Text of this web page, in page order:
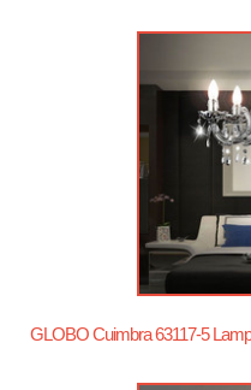
GLOBO Cuimbra 63117-5